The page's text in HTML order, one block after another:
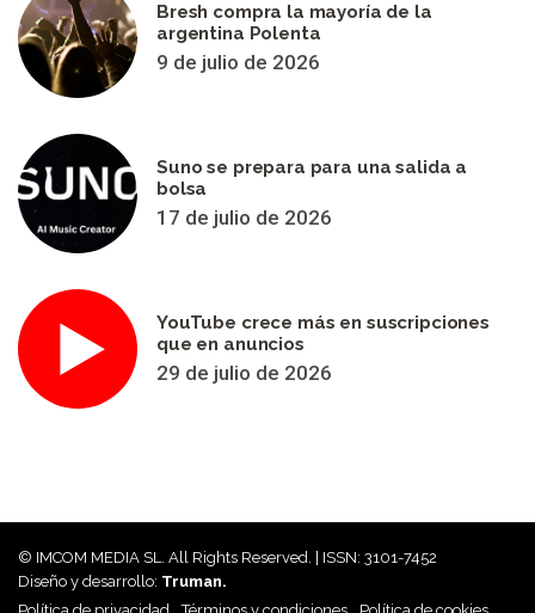
Bresh compra la mayoría de la
argentina Polenta
9 de julio de 2026
Suno se prepara para una salida a
bolsa
17 de julio de 2026
YouTube crece más en suscripciones
que en anuncios
29 de julio de 2026
© IMCOM MEDIA SL. All Rights Reserved. | ISSN: 3101-7452
Diseño y desarrollo: Truman.